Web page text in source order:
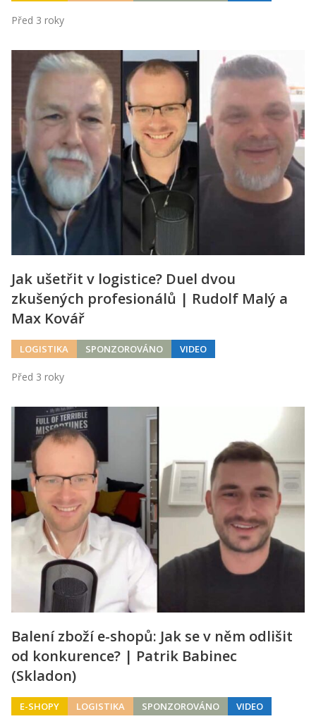
Před 3 roky
Jak ušetřit v logistice? Duel dvou
zkušených profesionálů | Rudolf Malý a
Max Kovář
LOGISTIKA SPONZOROVÁNO VIDEO
Před 3 roky
Balení zboží e-shopů: Jak se v něm odlišit
od konkurence? | Patrik Babinec
(Skladon)
E-SHOPY LOGISTIKA SPONZOROVÁNO VIDEO